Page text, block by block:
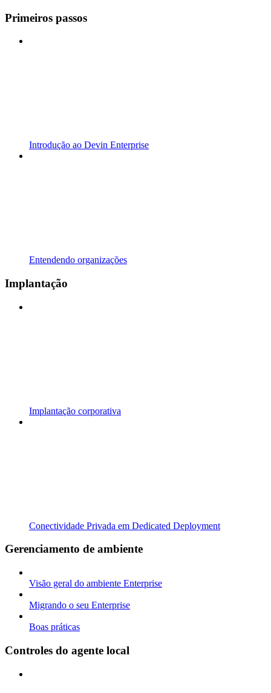
Primeiros passos
Introdução ao Devin Enterprise
Entendendo organizações
Implantação
Implantação corporativa
Conectividade Privada em Dedicated Deployment
Gerenciamento de ambiente
Visão geral do ambiente Enterprise
Migrando o seu Enterprise
Boas práticas
Controles do agente local